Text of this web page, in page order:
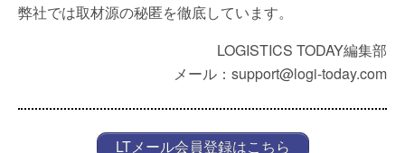
弊社では取材源の秘匿を徹底しています。
LOGISTICS TODAY編集部
メール：support@logi-today.com
LTメール会員登録はこちら